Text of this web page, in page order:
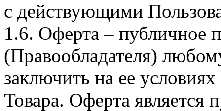
с действующими
1.6. Оферта – публичное
(Правообладателя)
заключить на ее
Товара. Оферта является